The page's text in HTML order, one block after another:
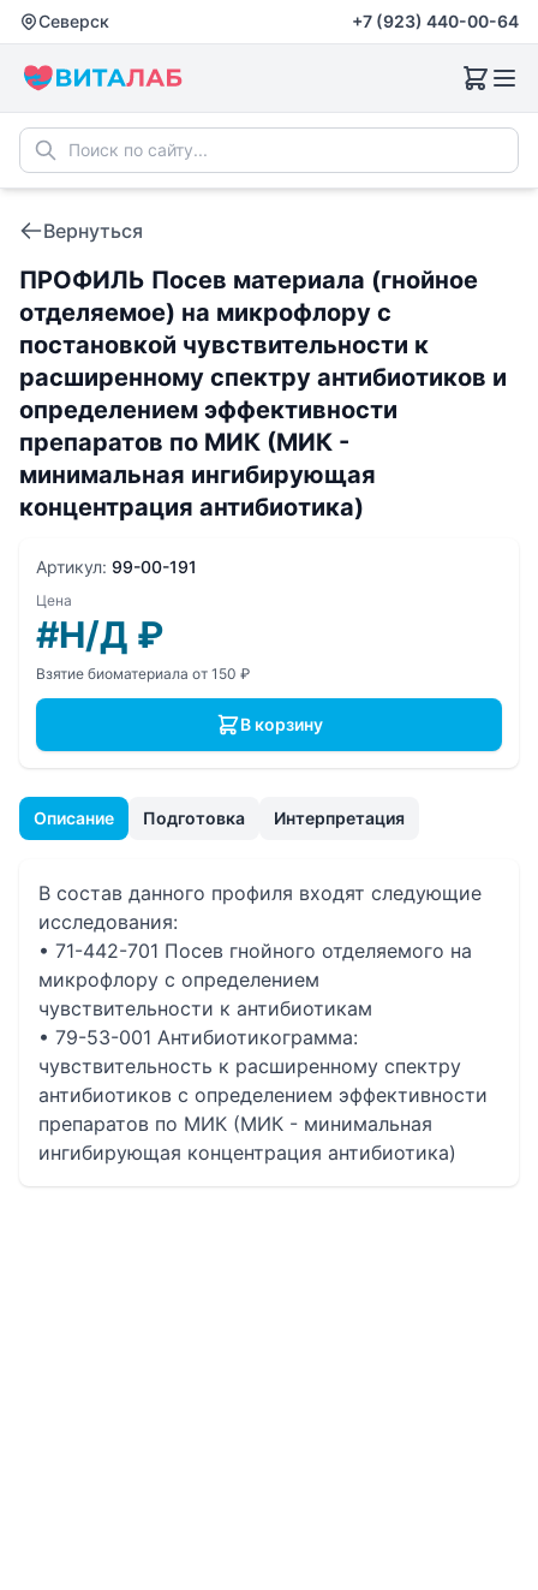
Северск +7 (923) 440-00-64
Вернуться
ПРОФИЛЬ Посев материала (гнойное
отделяемое) на микрофлору с
постановкой чувcтвительности к
расширенному спектру антибиотиков и
определением эффективности
препаратов по МИК (МИК -
минимальная ингибирующая
концентрация антибиотика)
Описание Подготовка Интерпретация
В состав данного профиля входят следующие
исследования:
• 71-442-701 Посев гнойного отделяемого на
микрофлору с определением
чувcтвительности к антибиотикам
• 79-53-001 Антибиотикограмма:
чувствительность к расширенному спектру
антибиотиков с определением эффективности
препаратов по МИК (МИК - минимальная
ингибирующая концентрация антибиотика)
Артикул: 99-00-191
Цена
#Н/Д ₽
Взятие биоматериала от 150 ₽
В корзину